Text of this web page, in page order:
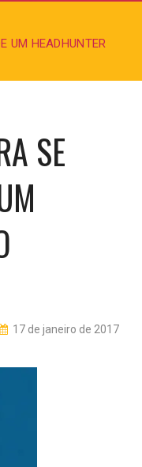
UM HEADHUNTER
SE
17 de janeiro de 2017